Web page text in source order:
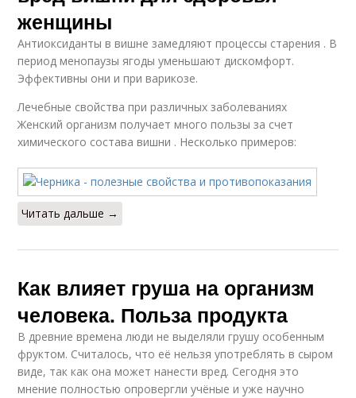
женщины
Антиоксиданты в вишне замедляют процессы старения . В
период менопаузы ягоды уменьшают дискомфорт.
Эффективны они и при варикозе.
Лечебные свойства при различных заболеваниях
Женский организм получает много пользы за счет
химического состава вишни . Несколько примеров:
Читать дальше →
Как влияет груша на организм
человека. Польза продукта
В древние времена люди не выделяли грушу особенным
фруктом. Считалось, что её нельзя употреблять в сыром
виде, так как она может нанести вред. Сегодня это
мнение полностью опровергли учёные и уже научно